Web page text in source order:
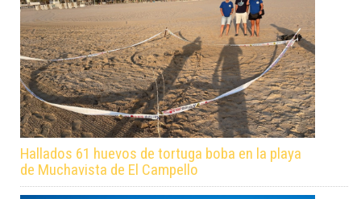
Hallados 61 huevos de tortuga boba en la playa
de Muchavista de El Campello